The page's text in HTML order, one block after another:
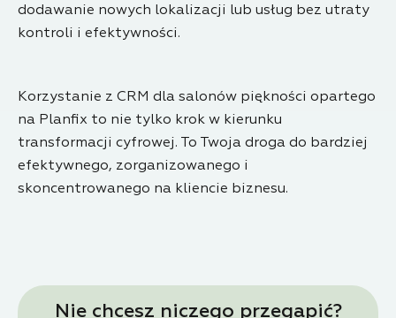
dodawanie nowych lokalizacji lub usług bez utraty
kontroli i efektywności.
Korzystanie z CRM dla salonów piękności opartego
na Planfix to nie tylko krok w kierunku
transformacji cyfrowej. To Twoja droga do bardziej
efektywnego, zorganizowanego i
skoncentrowanego na kliencie biznesu.
Nie chcesz niczego przegapić?